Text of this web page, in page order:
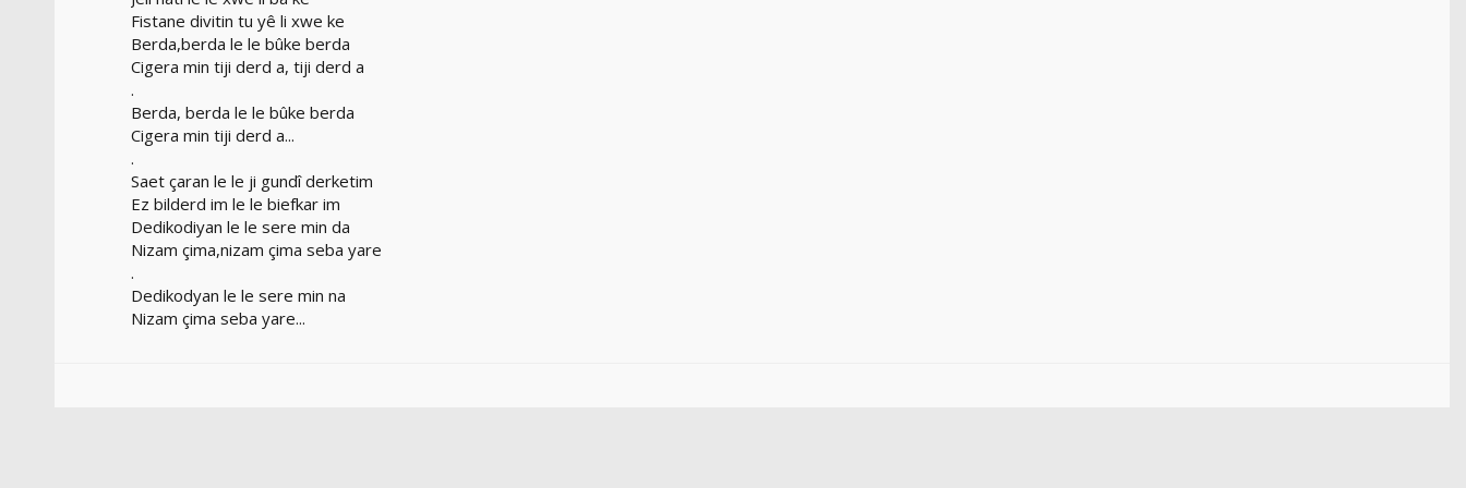
Fistane divitin tu yê li xwe ke
Berda,berda le le bûke berda
Cigera min tiji derd a, tiji derd a
.
Berda, berda le le bûke berda
Cigera min tiji derd a...
.
Saet çaran le le ji gundî derketim
Ez bilderd im le le biefkar im
Dedikodiyan le le sere min da
Nizam çima,nizam çima seba yare
.
Dedikodyan le le sere min na
Nizam çima seba yare...